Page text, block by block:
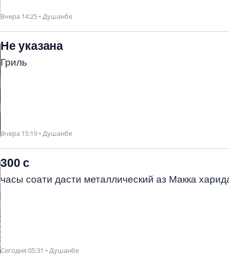
Вчера 14:25 • Душанбе
Не указана
Гриль
Вчера 15:19 • Душанбе
300 с
часы соати дасти металлический аз Макка
Сегодня 05:31 • Душанбе